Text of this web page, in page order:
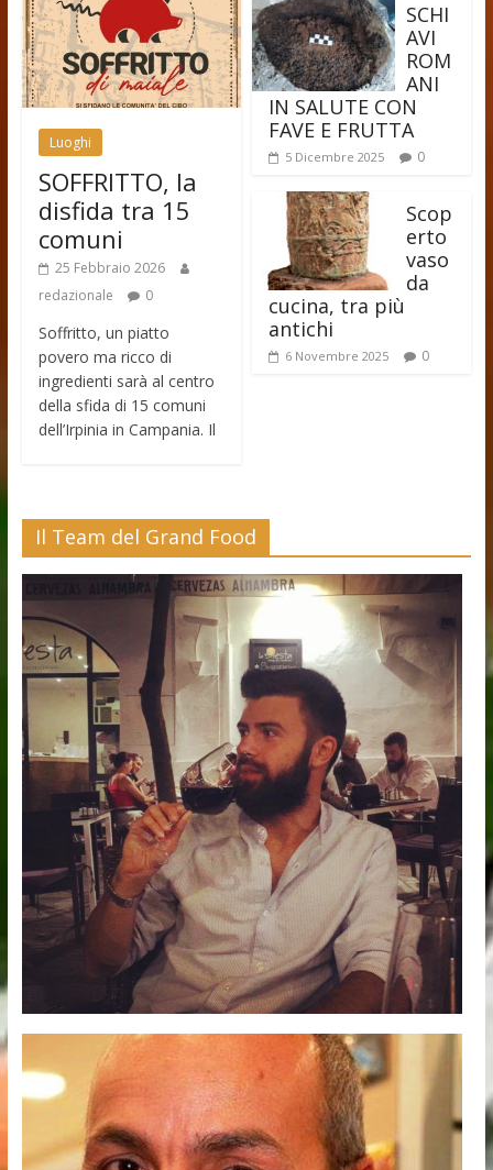
Luoghi
SOFFRITTO, la
disfida tra 15
comuni
25 Febbraio 2026
redazionale
0
Soffritto, un piatto
povero ma ricco di
ingredienti sarà al centro
della sfida di 15 comuni
dell’Irpinia in Campania. Il
SCHI
AVI
ROM
ANI
IN SALUTE CON
FAVE E FRUTTA
5 Dicembre 2025 0
Scop
erto
vaso
da
cucina, tra più
antichi
6 Novembre 2025 0
Il Team del Grand Food